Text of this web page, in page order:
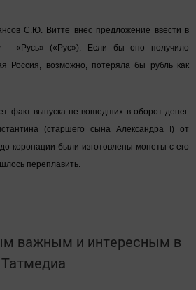
С.Ю. Витте внес предложение ввести в
- «Русь» («Рус»). Если бы оно получило
Россия, возможно, потеряла бы рубль как
факт выпуска не вошедших в оборот денег.
(старшего сына Александра I) от
коронации были изготовлены монеты с его
переплавить.
важным и интересным в
Татмедиа